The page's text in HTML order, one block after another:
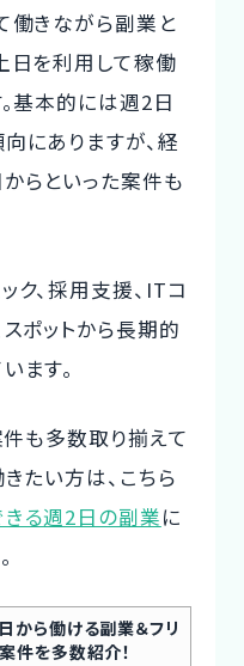
働きながら副業と
日を利用して稼働
基本的には週2日
にありますが、経
らといった案件も
ク、採用支援、ITコ
ポットから長期的
ます。
も多数取り揃えて
たい方は、こちら
る週2日の副業に
から働ける副業＆フリ
件を多数紹介！